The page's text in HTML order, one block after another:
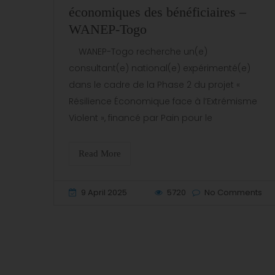
économiques des bénéficiaires –
WANEP-Togo
WANEP-Togo recherche un(e)
consultant(e) national(e) expérimenté(e)
dans le cadre de la Phase 2 du projet «
Résilience Économique face à l’Extrémisme
Violent », financé par Pain pour le
Read More
9 April 2025 5720 No Comments